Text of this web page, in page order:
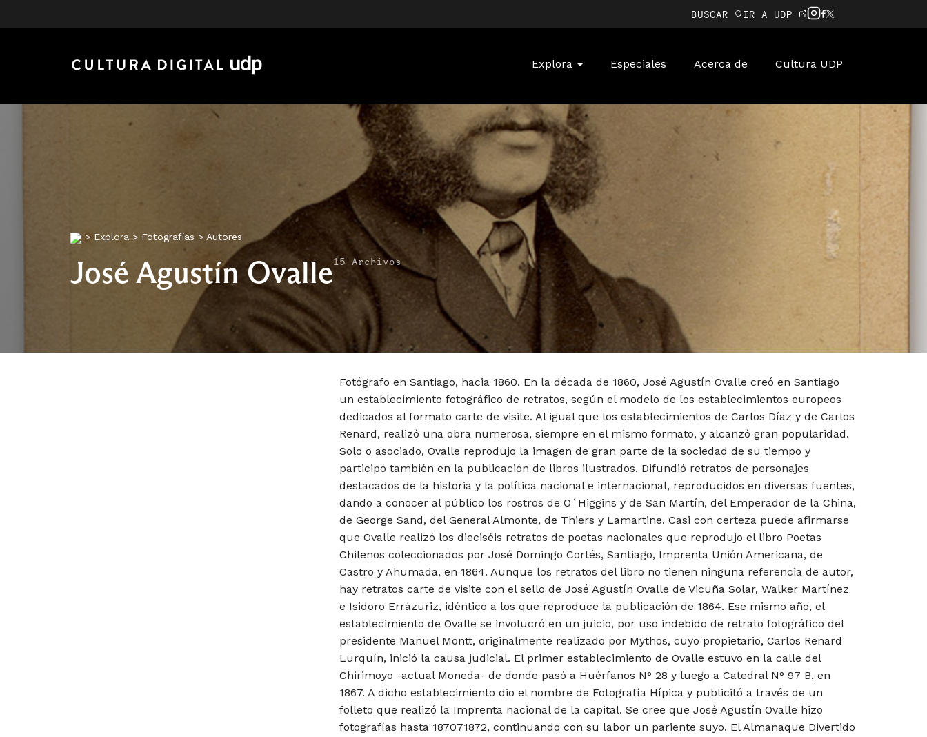
BUSCAR IR A UDP
Explora Especiales Acerca de Cultura UDP
> Explora > Fotografías > Autores
José Agustín Ovalle15 Archivos
Fotógrafo en Santiago, hacia 1860. En la década de 1860, José Agustín Ovalle creó en Santiago
un establecimiento fotográfico de retratos, según el modelo de los establecimientos europeos
dedicados al formato carte de visite. Al igual que los establecimientos de Carlos Díaz y de Carlos
Renard, realizó una obra numerosa, siempre en el mismo formato, y alcanzó gran popularidad.
Solo o asociado, Ovalle reprodujo la imagen de gran parte de la sociedad de su tiempo y
participó también en la publicación de libros ilustrados. Difundió retratos de personajes
destacados de la historia y la política nacional e internacional, reproducidos en diversas fuentes,
dando a conocer al público los rostros de O´Higgins y de San Martín, del Emperador de la China,
de George Sand, del General Almonte, de Thiers y Lamartine. Casi con certeza puede afirmarse
que Ovalle realizó los dieciséis retratos de poetas nacionales que reprodujo el libro Poetas
Chilenos coleccionados por José Domingo Cortés, Santiago, Imprenta Unión Americana, de
Castro y Ahumada, en 1864. Aunque los retratos del libro no tienen ninguna referencia de autor,
hay retratos carte de visite con el sello de José Agustín Ovalle de Vicuña Solar, Walker Martínez
e Isidoro Errázuriz, idéntico a los que reproduce la publicación de 1864. Ese mismo año, el
establecimiento de Ovalle se involucró en un juicio, por uso indebido de retrato fotográfico del
presidente Manuel Montt, originalmente realizado por Mythos, cuyo propietario, Carlos Renard
Lurquín, inició la causa judicial. El primer establecimiento de Ovalle estuvo en la calle del
Chirimoyo -actual Moneda- de donde pasó a Huérfanos N° 28 y luego a Catedral N° 97 B, en
1867. A dicho establecimiento dio el nombre de Fotografía Hípica y publicitó a través de un
folleto que realizó la Imprenta nacional de la capital. Se cree que José Agustín Ovalle hizo
fotografías hasta 187071872, continuando con su labor un pariente suyo. El Almanaque Divertido